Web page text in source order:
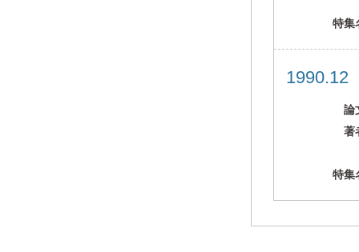
特集
論
著
特集